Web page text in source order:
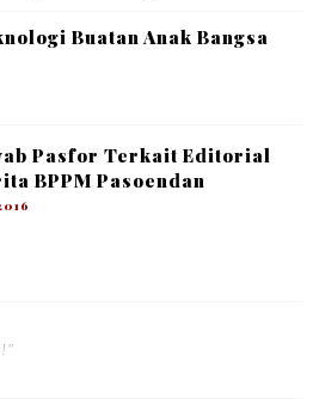
Buatan Anak Bangsa
Pasfor Terkait Editorial
BPPM Pasoendan